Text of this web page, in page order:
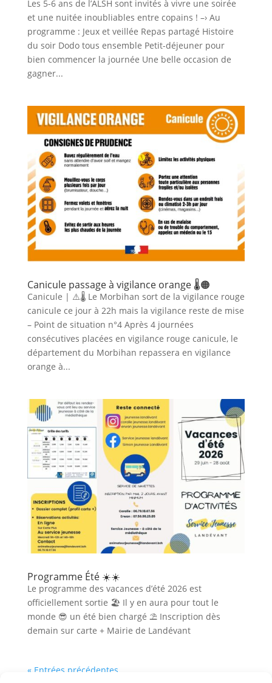
Les 5-6 ans de l’ALSH sont invités à vivre une soirée
et une nuitée inoubliables entre copains ! –› Au
programme : Jeux et veillée Repas partagé Histoire
du soir Dodo tous ensemble Petit-déjeuner pour
bien commencer la journée Une belle occasion de
gagner...
Canicule passage à vigilance orange 🌡️🟠
Canicule | ⚠️🌡️ Le Morbihan sort de la vigilance rouge
canicule ce jour à 22h mais la vigilance reste de mise
– Point de situation n°4 Après 4 journées
consécutives placées en vigilance rouge canicule, le
département du Morbihan repassera en vigilance
orange à...
Programme Été ☀️☀️
Le programme des vacances d’été 2026 est
officiellement sortie 🏖 Il y en aura pour tout le
monde 😎 un été bien chargé ⛱ Inscription dès
demain sur carte + Mairie de Landévant
« Entrées précédentes